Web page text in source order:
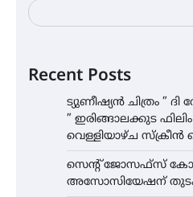
Recent Posts
ട്യുണീഷ്യൻ ചിത്രം ”
” ഇരിങ്ങാലക്കുട
വെള്ളിയാഴ്ച സ്‌ക്രീൻ
സെന്റ് ജോസഫ്സ്
അസോസിയേഷന്